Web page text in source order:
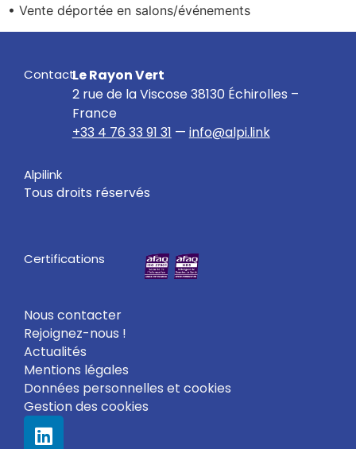
• Vente déportée en salons/événements
ContactLe Rayon Vert
2 rue de la Viscose 38130 Échirolles –
France
+33 4 76 33 91 31 — info@alpi.link
Alpilink
Tous droits réservés
Certifications
Nous contacter
Rejoignez-nous !
Actualités
Mentions légales
Données personnelles et cookies
Gestion des cookies